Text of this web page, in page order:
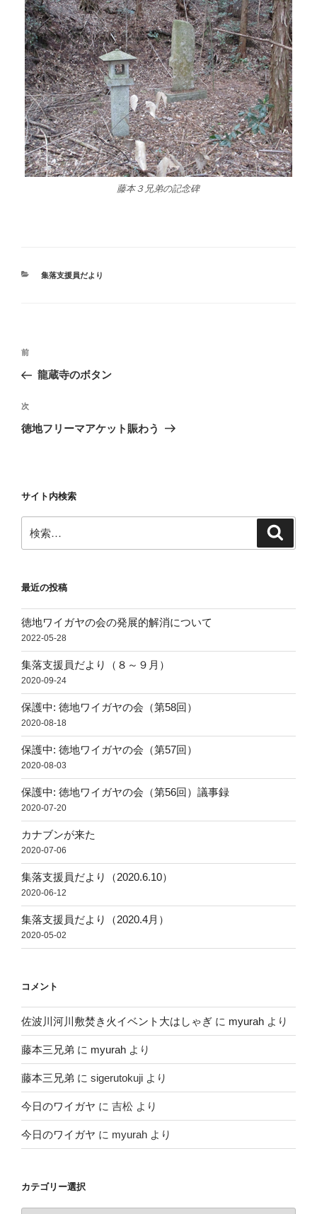
藤本３兄弟の記念碑
カ
集落支援員だより
投
ナ
ビ
ゲ
ン
前
の
稿
前
龍蔵寺のボタン
次
の
次
徳地フリーマアケット賑わう
サイト内検索
索:
最近の投稿
徳地ワイガヤの会の発展的解消について
2022-05-28
集落支援員だより（８～９月）
2020-09-24
保護中: 徳地ワイガヤの会（第58回）
2020-08-18
保護中: 徳地ワイガヤの会（第57回）
2020-08-03
保護中: 徳地ワイガヤの会（第56回）議事録
2020-07-20
カナブンが来た
2020-07-06
集落支援員だより（2020.6.10）
2020-06-12
集落支援員だより（2020.4月）
2020-05-02
コメント
佐波川河川敷焚き火イベント大はしゃぎ に myurah より
藤本三兄弟 に myurah より
藤本三兄弟 に sigerutokuji より
今日のワイガヤ に 吉松 より
今日のワイガヤ に myurah より
カテゴリー選択